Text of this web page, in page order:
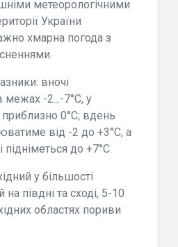
метеорологічними
України
хмарна погода з
вночі
межах -2...-7°С, у
приблизно 0°С; вдень
від -2 до +3°С, а
підніметься до +7°С.
у більшості
на півдні та сході, 5-10
областях пориви